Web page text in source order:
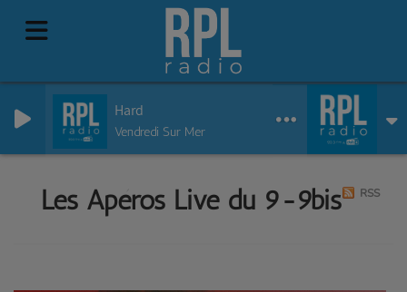
Hard
Vendredi Sur Mer
Les Apéros Live du 9-9bis RSS